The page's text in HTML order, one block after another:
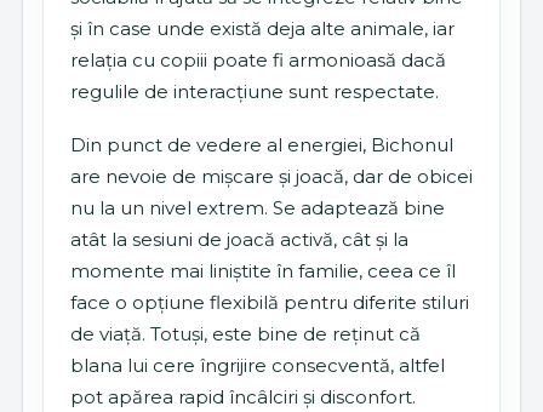
și în case unde există deja alte animale, iar
relația cu copiii poate fi armonioasă dacă
regulile de interacțiune sunt respectate.
Din punct de vedere al energiei, Bichonul
are nevoie de mișcare și joacă, dar de obicei
nu la un nivel extrem. Se adaptează bine
atât la sesiuni de joacă activă, cât și la
momente mai liniștite în familie, ceea ce îl
face o opțiune flexibilă pentru diferite stiluri
de viață. Totuși, este bine de reținut că
blana lui cere îngrijire consecventă, altfel
pot apărea rapid încâlciri și disconfort.